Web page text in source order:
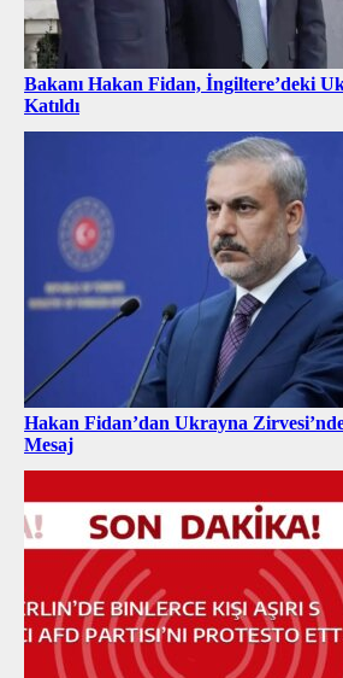
Bakanı Hakan Fidan, İngiltere’deki
Katıldı
Hakan Fidan’dan Ukrayna
Mesaj